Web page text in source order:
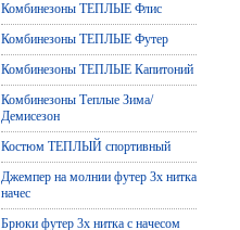
Комбинезоны ТЕПЛЫЕ Флис
Комбинезоны ТЕПЛЫЕ Футер
Комбинезоны ТЕПЛЫЕ Капитоний
Комбинезоны Теплые Зима/
Демисезон
Костюм ТЕПЛЫЙ спортивный
Джемпер на молнии футер 3х нитка
начес
Брюки футер 3х нитка с начесом